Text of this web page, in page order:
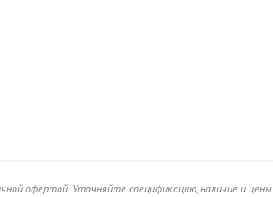
офертой. Уточняйте спецификацию, наличие и цены